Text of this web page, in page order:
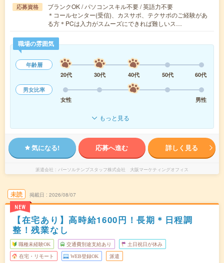
応募資格
ブランクOK / パソコンスキル不要 / 英語力不要
＊コールセンター(受信)、カスサポ、テクサポのご経験があ
る方＊PCは入力がスムーズにできれば難しいス…
職場の雰囲気
年齢層
20代
30代 40代 50代
60代
男女比率
女性
男性
もっと見る
気になる! 応募へ進む 詳しく見る
派遣会社 パーソルテンプスタッフ株式会社 大阪マーケティングオフィス
未読
NEW
掲載日 2026/08/07
【在宅あり】高時給1600円！長期＊日程調
整！残業なし
職種未経験OK 交通費別途支給あり 土日祝日が休み
在宅・リモート WEB登録OK 派遣